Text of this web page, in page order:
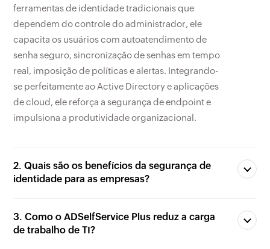
ferramentas de identidade tradicionais que
dependem do controle do administrador, ele
capacita os usuários com autoatendimento de
senha seguro, sincronização de senhas em tempo
real, imposição de políticas e alertas. Integrando-
se perfeitamente ao Active Directory e aplicações
de cloud, ele reforça a segurança de endpoint e
impulsiona a produtividade organizacional.
2. Quais são os benefícios da segurança de
identidade para as empresas?
3. Como o ADSelfService Plus reduz a carga
de trabalho de TI?